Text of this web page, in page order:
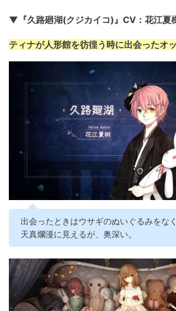
▼『久路廻湖(クジカイコ)』CV：花江夏
ティナが人形館を彷徨う時に出会ったオ
出会ったときはウサギのぬいぐるみをな
天真爛漫に見えるが、奥深い。